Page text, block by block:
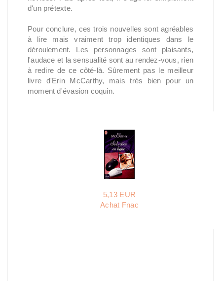
d'un prétexte.
Pour conclure, ces trois nouvelles sont agréables
à lire mais vraiment trop identiques dans le
déroulement. Les personnages sont plaisants,
l'audace et la sensualité sont au rendez-vous, rien
à redire de ce côté-là. Sûrement pas le meilleur
livre d'Erin McCarthy, mais très bien pour un
moment d'évasion coquin.
5,13 EUR
Achat Fnac